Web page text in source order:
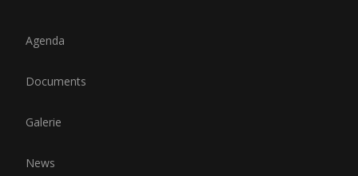
Agenda
Documents
Galerie
News